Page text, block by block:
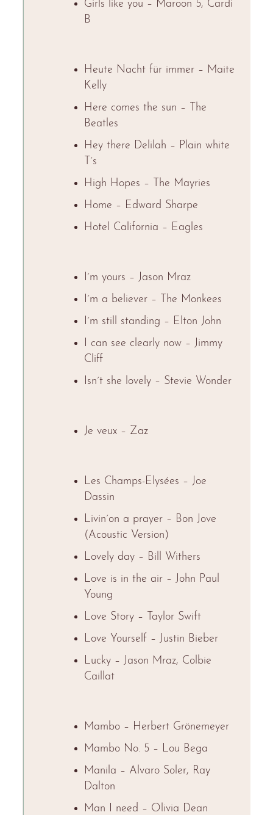
Girls like you – Maroon 5, Cardi
B
Heute Nacht für immer – Maite
Kelly
Here comes the sun – The
Beatles
Hey there Delilah – Plain white
T´s
High Hopes – The Mayries
Home – Edward Sharpe
Hotel California – Eagles
I´m yours – Jason Mraz
I´m a believer – The Monkees
I´m still standing – Elton John
I can see clearly now – Jimmy
Cliff
Isn´t she lovely – Stevie Wonder
Je veux – Zaz
Les Champs-Elysées – Joe
Dassin
Livin´on a prayer – Bon Jove
(Acoustic Version)
Lovely day – Bill Withers
Love is in the air – John Paul
Young
Love Story – Taylor Swift
Love Yourself – Justin Bieber
Lucky – Jason Mraz, Colbie
Caillat
Mambo – Herbert Grönemeyer
Mambo No. 5 – Lou Bega
Manila – Alvaro Soler, Ray
Dalton
Man I need – Olivia Dean